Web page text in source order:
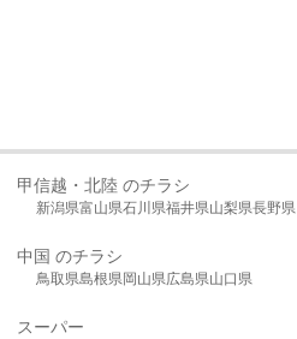
甲信越・北陸 のチラシ
新潟県富山県石川県福井県山梨県長野県
中国 のチラシ
鳥取県島根県岡山県広島県山口県
スーパー